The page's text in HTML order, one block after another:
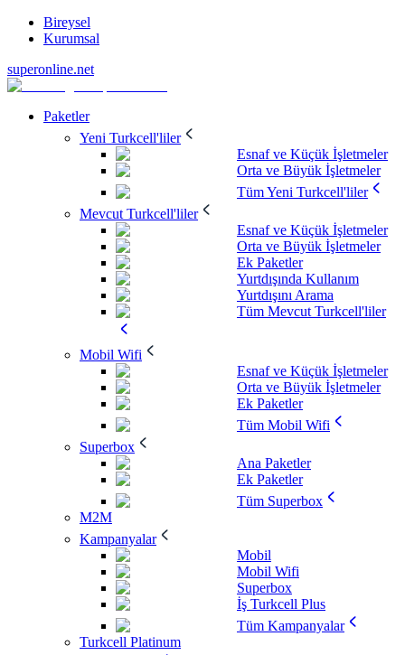
Bireysel
Kurumsal
superonline.net
Paketler
Yeni Turkcell'liler
Esnaf ve Küçük İşletmeler
Orta ve Büyük İşletmeler
Tüm Yeni Turkcell'liler
Mevcut Turkcell'liler
Esnaf ve Küçük İşletmeler
Orta ve Büyük İşletmeler
Ek Paketler
Yurtdışında Kullanım
Yurtdışını Arama
Tüm Mevcut Turkcell'liler
Mobil Wifi
Esnaf ve Küçük İşletmeler
Orta ve Büyük İşletmeler
Ek Paketler
Tüm Mobil Wifi
Superbox
Ana Paketler
Ek Paketler
Tüm Superbox
M2M
Kampanyalar
Mobil
Mobil Wifi
Superbox
İş Turkcell Plus
Tüm Kampanyalar
Turkcell Platinum